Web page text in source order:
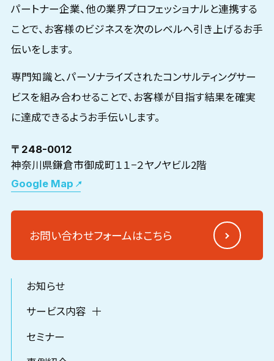
パートナー企業、他の業界プロフェッショナルと連携する
ことで、お客様のビジネスを次のレベルへ引き上げるお手
伝いをします。
専門知識と、パーソナライズされたコンサルティングサー
ビスを組み合わせることで、お客様が目指す結果を確実
に達成できるようお手伝いします。
〒248-0012
神奈川県鎌倉市御成町１１−２ヤノヤビル2階
Google Map
お問い合わせフォームはこちら
お知らせ
サービス内容
セミナー